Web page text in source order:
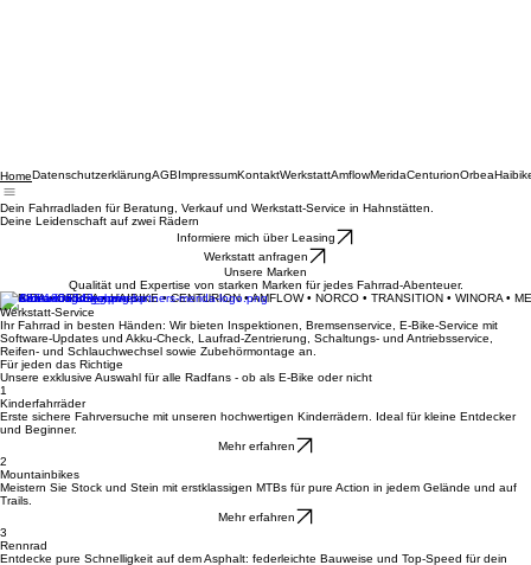
Home DatenschutzerklärungAGBImpressumKontaktWerkstattAmflowMeridaCenturion
Dein Fahrradladen für Beratung, Verkauf und Werkstatt-Service in Hahnstätten.
Informiere mich über Leasing
Werkstatt anfragen
Qualität und Expertise von starken Marken für jedes Fahrrad-Abenteuer.
MERIDA • ORBEA • HAIBIKE • CENTURION • AMFLOW • NORCO • TRANSITION • WINORA •
Werkstatt-Service
Ihr Fahrrad in besten Händen: Wir bieten Inspektionen, Bremsenservice, E-Bike-Service mit
Software-Updates und Akku-Check, Laufrad-Zentrierung, Schaltungs- und Antriebsservice,
Reifen- und Schlauchwechsel sowie Zubehörmontage an.
Für jeden das Richtige
Unsere exklusive Auswahl für alle Radfans - ob als E-Bike oder nicht
1
Erste sichere Fahrversuche mit unseren hochwertigen Kinderrädern. Ideal für kleine Entdecker
und Beginner.
Mehr erfahren
2
Meistern Sie Stock und Stein mit erstklassigen MTBs für pure Action in jedem Gelände und auf
Trails.
Mehr erfahren